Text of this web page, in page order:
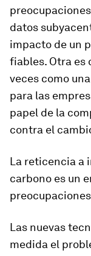
datos
impacto de un
fiables. Otra es
veces como
para las
papel de la
contra el
La reticencia a
carbono es un
Las nuevas
medida el